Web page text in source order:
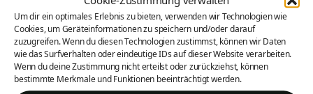
Um dir ein optimales Erlebnis zu bieten, verwenden wir Technologien wie
Cookies, um Geräteinformationen zu speichern und/oder darauf
zuzugreifen. Wenn du diesen Technologien zustimmst, können wir Daten
wie das Surfverhalten oder eindeutige IDs auf dieser Website verarbeiten.
Wenn du deine Zustimmung nicht erteilst oder zurückziehst, können
bestimmte Merkmale und Funktionen beeinträchtigt werden.